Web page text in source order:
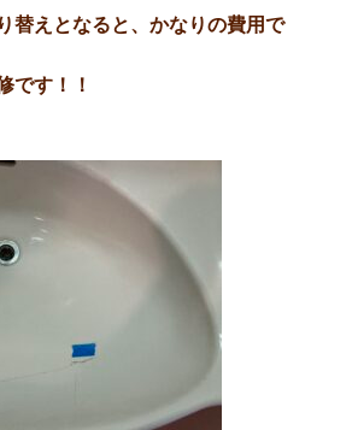
替えとなると、かなりの費用で
です！！